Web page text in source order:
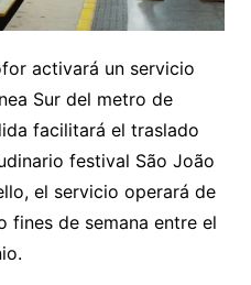
activará un servicio
Sur del metro de
facilitará el traslado
festival São João
el servicio operará de
fines de semana entre el